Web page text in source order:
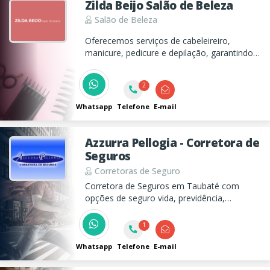
Zilda Beijo Salão de Beleza
Salão de Beleza
Oferecemos serviços de cabeleireiro,
manicure, pedicure e depilação, garantindo
realçar sua beleza.
Whatsapp
2
Telefone E-mail
Azzurra Pellogia - Corretora de
Seguros
Corretoras de Seguro
Corretora de Seguros em Taubaté com
opções de seguro vida, previdência,
empresarial, residencial, fiança e muito mais!
Whatsapp
1
Telefone E-mail